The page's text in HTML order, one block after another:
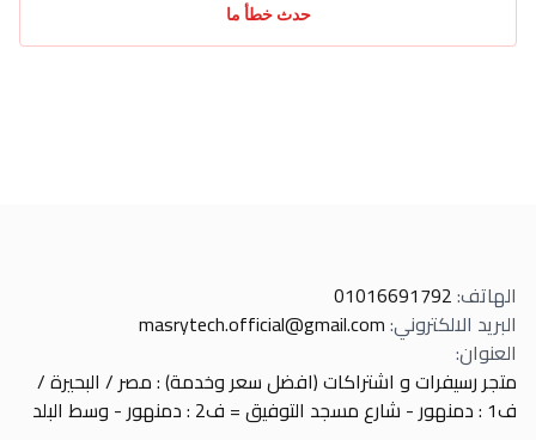
حدث خطأ ما
الهاتف:
01016691792
البريد الالكتروني:
masrytech.official@gmail.com
العنوان:
متجر رسيفرات و اشتراكات (افضل سعر وخدمة) : مصر / البحيرة /
ف1 : دمنهور - شارع مسجد التوفيق = ف2 : دمنهور - وسط البلد